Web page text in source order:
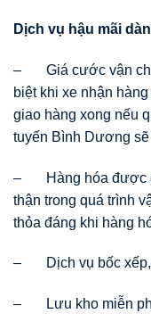
Dịch vụ hậu mãi
– Giá cước vận
biệt khi xe nhận
giao hàng xong nếu
tuyến Bình Dương
– Hàng hóa được
thận trong quá trình
thỏa đáng khi hàng
– Dịch vụ bốc xếp,
– Lưu kho miễn